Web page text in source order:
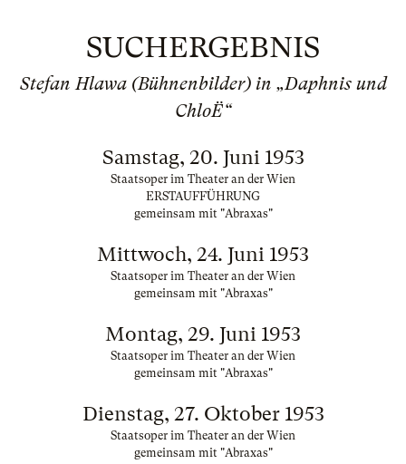
SUCHERGEBNIS
Stefan Hlawa (Bühnenbilder) in „Daphnis und
ChloË“
Samstag, 20. Juni 1953
Staatsoper im Theater an der Wien
ERSTAUFFÜHRUNG
gemeinsam mit "Abraxas"
Mittwoch, 24. Juni 1953
Staatsoper im Theater an der Wien
gemeinsam mit "Abraxas"
Montag, 29. Juni 1953
Staatsoper im Theater an der Wien
gemeinsam mit "Abraxas"
Dienstag, 27. Oktober 1953
Staatsoper im Theater an der Wien
gemeinsam mit "Abraxas"